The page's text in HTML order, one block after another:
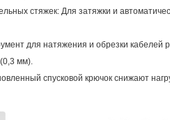
стяжек: Для затяжки и
для натяжения и обрезки
мм).
спусковой крючок снижают